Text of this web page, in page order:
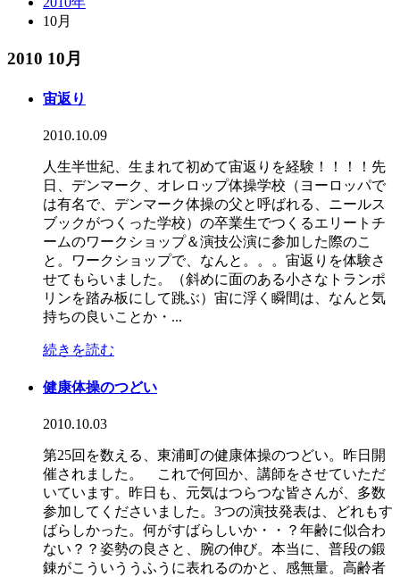
10月
2010 10月
宙返り
2010.10.09
人生半世紀、生まれて初めて宙返りを経験！！！！先
日、デンマーク、オレロップ体操学校（ヨーロッパで
は有名で、デンマーク体操の父と呼ばれる、ニールス
ブックがつくった学校）の卒業生でつくるエリートチ
ームのワークショップ＆演技公演に参加した際のこ
と。ワークショップで、なんと。。。宙返りを体験さ
せてもらいました。（斜めに面のある小さなトランポ
リンを踏み板にして跳ぶ）宙に浮く瞬間は、なんと気
持ちの良いことか・...
続きを読む
健康体操のつどい
2010.10.03
第25回を数える、東浦町の健康体操のつどい。昨日開
催されました。 これで何回か、講師をさせていただ
いています。昨日も、元気はつらつな皆さんが、多数
参加してくださいました。3つの演技発表は、どれもす
ばらしかった。何がすばらしいか・・？年齢に似合わ
ない？？姿勢の良さと、腕の伸び。本当に、普段の鍛
錬がこういううふうに表れるのかと、感無量。高齢者